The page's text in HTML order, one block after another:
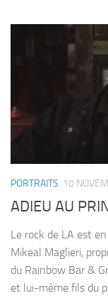
PORTRAITS 10
ADIEU AU
Le rock de LA est
Mikeal Maglieri,
du Rainbow Bar &
et lui-même fils du